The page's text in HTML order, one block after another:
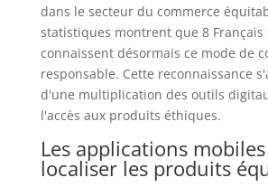
dans le secteur du commerce
statistiques montrent que 8 Français
connaissent désormais ce mode de
responsable. Cette reconnaissance
d'une multiplication des outils
l'accès aux produits éthiques.
Les applications
localiser les produits